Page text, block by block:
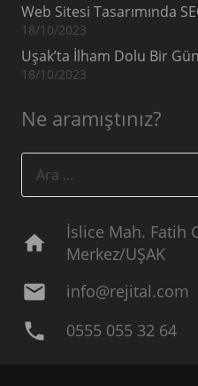
Web Sitesi Tasarımında
18/10/2023
Uşak’ta İlham Dolu Bir
18/10/2023
Ne aramıştınız?
home
İslice Mah. Fatih
Merkez/UŞAK
mail info@rejital.com
phone 0555 055 32 64